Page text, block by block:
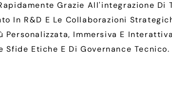
Grazie All'integrazione Di
In R&D E Le Collaborazioni
Personalizzata, Immersiva E
Etiche E Di Governance Tecnico.